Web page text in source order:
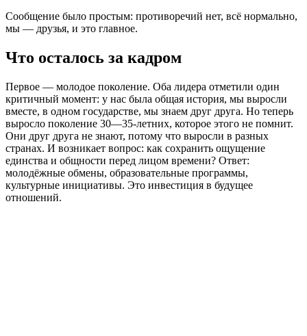
Сообщение было простым: противоречий нет, всё нормально,
мы — друзья, и это главное.
Что осталось за кадром
Первое — молодое поколение. Оба лидера отметили один
критичный момент: у нас была общая история, мы выросли
вместе, в одном государстве, мы знаем друг друга. Но теперь
выросло поколение 30—35-летних, которое этого не помнит.
Они друг друга не знают, потому что выросли в разных
странах. И возникает вопрос: как сохранить ощущение
единства и общности перед лицом времени? Ответ:
молодёжные обмены, образовательные программы,
культурные инициативы. Это инвестиция в будущее
отношений.